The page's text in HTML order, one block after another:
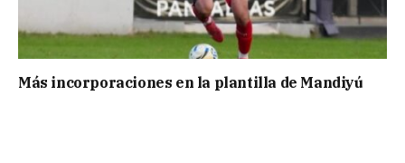
Más incorporaciones en la plantilla de Mandiyú